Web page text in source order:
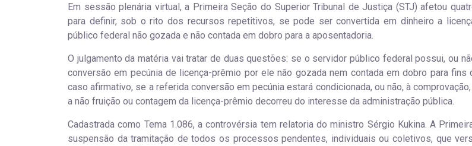
Em sessão plenária virtual, a Primeira Seção do Superior Tribunal de Justiça (STJ) afetou
para definir, sob o rito dos recursos repetitivos, se pode ser convertida em dinheiro a
público federal não gozada e não contada em dobro para a aposentadoria.
O julgamento da matéria vai tratar de duas questões: se o servidor público federal possui, ou
conversão em pecúnia de licença-prêmio por ele não gozada nem contada em dobro para fins
caso afirmativo, se a referida conversão em pecúnia estará condicionada, ou não, à
a não fruição ou contagem da licença-prêmio decorreu do interesse da administração pública.
Cadastrada como Tema 1.086, a controvérsia tem relatoria do ministro Sérgio Kukina. A
suspensão da tramitação de todos os processos pendentes, individuais ou coletivos, que